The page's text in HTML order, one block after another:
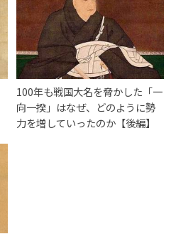
100年も戦国大名を脅かした「一
向一揆」はなぜ、どのように勢
力を増していったのか【後編】